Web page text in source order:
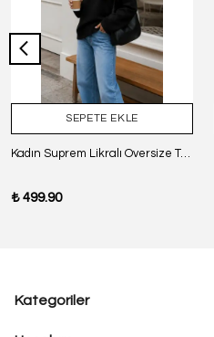
SEPETE EKLE
Kadın Suprem Likralı Oversize T-Shirt - SİYAH
₺ 499.90
Kategoriler